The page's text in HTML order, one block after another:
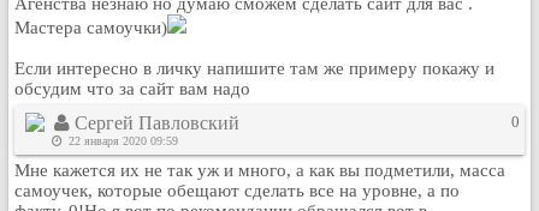
Форумы
Главная
Поиск
Новые сообщения
Беседы
Игры
Кулинария
Мастера самоучки)
Если интересно в личку напишите там же примеру покажу и
обсудим что за сайт вам надо
Сергей Павловский
22 января 2020 09:59
0
Мне кажется их не так уж и много, а как вы подметили, масса
самоучек, которые обещают сделать все на уровне, а по